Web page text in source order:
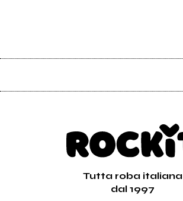
Tutta roba italiana
dal 1997